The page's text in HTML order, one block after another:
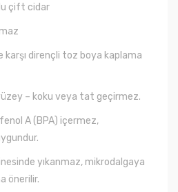
çift cidar
karşı dirençli toz boya kaplama
– koku veya tat geçirmez.
A (BPA) içermez,
yıkanmaz, mikrodalgaya
önerilir.